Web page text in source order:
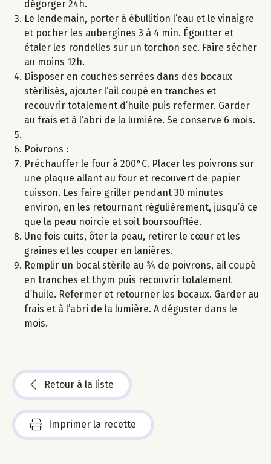
dégorger 24h.
Le lendemain, porter à ébullition l’eau et le vinaigre
et pocher les aubergines 3 à 4 min. Égoutter et
étaler les rondelles sur un torchon sec. Faire sécher
au moins 12h.
Disposer en couches serrées dans des bocaux
stérilisés, ajouter l’ail coupé en tranches et
recouvrir totalement d’huile puis refermer. Garder
au frais et à l’abri de la lumière. Se conserve 6 mois.
Poivrons :
Préchauffer le four à 200°C. Placer les poivrons sur
une plaque allant au four et recouvert de papier
cuisson. Les faire griller pendant 30 minutes
environ, en les retournant régulièrement, jusqu’à ce
que la peau noircie et soit boursoufflée.
Une fois cuits, ôter la peau, retirer le cœur et les
graines et les couper en lanières.
Remplir un bocal stérile au ¾ de poivrons, ail coupé
en tranches et thym puis recouvrir totalement
d’huile. Refermer et retourner les bocaux. Garder au
frais et à l’abri de la lumière. A déguster dans le
mois.
Retour à la liste
Imprimer la recette